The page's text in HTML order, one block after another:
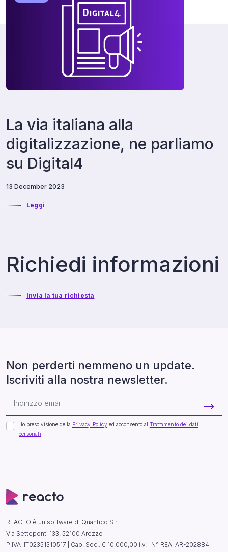
La via italiana alla
digitalizzazione, ne parliamo
su Digital4
13 December 2023
Leggi
Richiedi informazioni
Invia la tua richiesta
REACTO è un software di Quantico S.r.l.
Via Setteponti 133, 52100 Arezzo
P.IVA: IT02351310517 | Cap. Soc.: € 10.000,00 i.v. | N° REA: AR-202884
Non perderti nemmeno un update.
Iscriviti alla nostra newsletter.
Ho preso visione della Privacy Policy ed acconsento al Trattamento dei dati
personali